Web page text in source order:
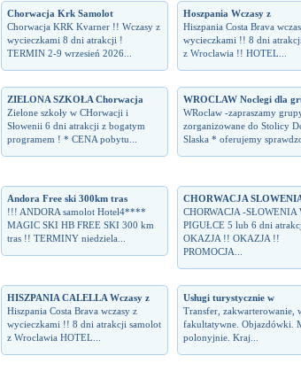
Chorwacja Krk Samolot
Chorwacja KRK Kvarner !! Wczasy z
wycieczkami 8 dni atrakcji !
TERMIN 2-9 wrzesień 2026...
Hoszpania Wczasy z
Hiszpania Costa Brava
wycieczkami !! 8 dni
z Wroclawia !! HOTEL...
ZIELONA SZKOŁA Chorwacja
Zielone szkoły w CHorwacji i
Słowenii 6 dni atrakcji z bogatym
programem ! * CENA pobytu...
WROCLAW Noclegi dla
WRoclaw -zapraszamy
zorganizowane do Stolicy
Slaska * oferujemy
Andora Free ski 300km tras
!!! ANDORA samolot Hotel4****
MAGIC SKI HB FREE SKI 300 km
tras !! TERMINY niedziela...
CHORWACJA
CHORWACJA -SŁOWENIA
PIGUŁCE 5 lub 6 dni
OKAZJA !! OKAZJA !!
PROMOCJA...
HISZPANIA CALELLA Wczasy z
Hiszpania Costa Brava wczasy z
wycieczkami !! 8 dni atrakcji samolot
z Wroclawia HOTEL...
Usługi turystycznie w
Transfer, zakwarterowanie,
fakultatywne. Objazdówki.
polonyjnie. Kraj...